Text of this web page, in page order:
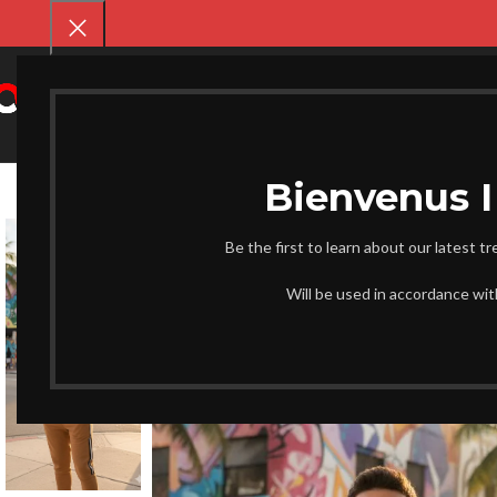
Be the first to learn about our latest
Will be used in accordance